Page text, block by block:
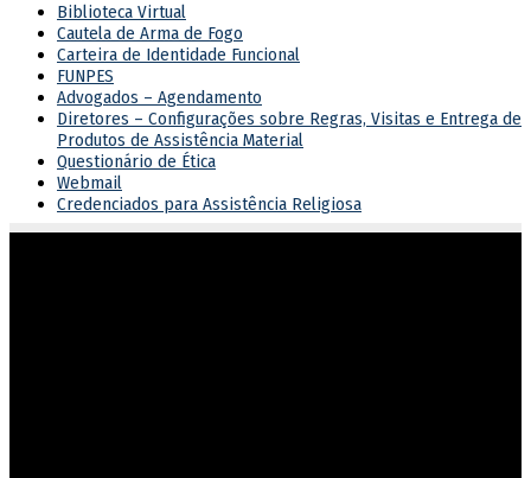
Biblioteca Virtual
Cautela de Arma de Fogo
Carteira de Identidade Funcional
FUNPES
Advogados – Agendamento
Diretores – Configurações sobre Regras, Visitas e Entrega de
Produtos de Assistência Material
Questionário de Ética
Webmail
Credenciados para Assistência Religiosa